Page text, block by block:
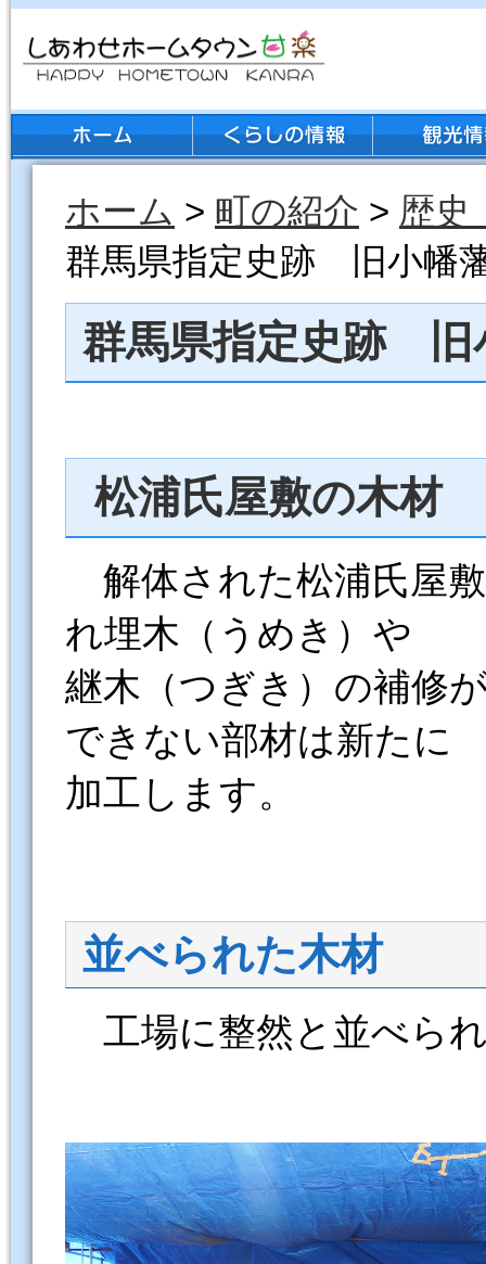
ホーム > 町の紹介 > 歴史
群馬県指定史跡 旧小幡
群馬県指定史跡 旧
松浦氏屋敷の木材
解体された松浦氏屋
れ埋木（うめき）や
継木（つぎき）の補修
できない部材は新たに
加工します。
並べられた木材
工場に整然と並べら